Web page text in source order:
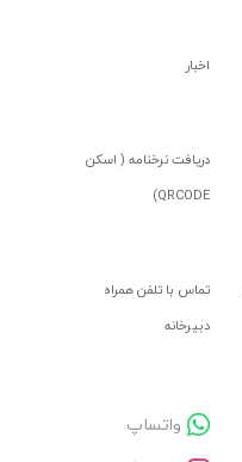
اخبار
دریافت نرخنامه ( اسکن
QRCODE)
تماس با تلفن همراه
دبیرخانه
واتساپ